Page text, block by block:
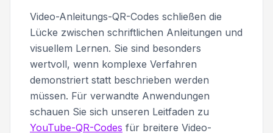
Video-Anleitungs-QR-Codes schließen die
Lücke zwischen schriftlichen Anleitungen und
visuellem Lernen. Sie sind besonders
wertvoll, wenn komplexe Verfahren
demonstriert statt beschrieben werden
müssen. Für verwandte Anwendungen
schauen Sie sich unseren Leitfaden zu
YouTube-QR-Codes für breitere Video-